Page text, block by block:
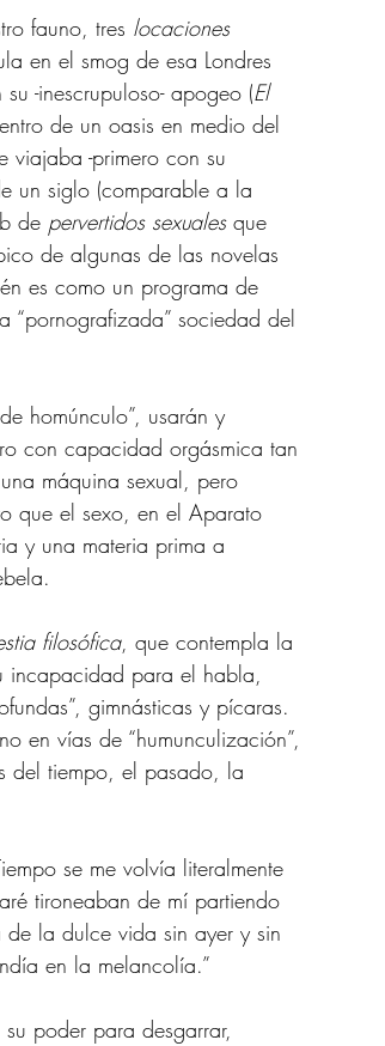
fauno, tres locaciones
en el smog de esa Londres
-inescrupuloso- apogeo (El
de un oasis en medio del
viajaba -primero con su
un siglo (comparable a la
de pervertidos sexuales que
de algunas de las novelas
es como un programa de
“pornografizada” sociedad del
homúnculo”, usarán y
con capacidad orgásmica tan
máquina sexual, pero
que el sexo, en el Aparato
y una materia prima a
filosófica, que contempla la
incapacidad para el habla,
gimnásticas y pícaras.
en vías de “humunculización”,
del tiempo, el pasado, la
se me volvía literalmente
tironeaban de mí partiendo
la dulce vida sin ayer y sin
en la melancolía.”
poder para desgarrar,